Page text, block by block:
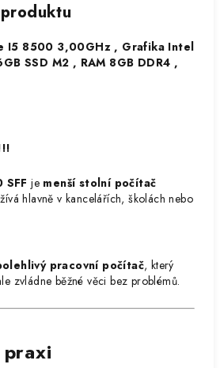
I5 8500 3,00GHz , Grafika Intel
SSD M2 , RAM 8GB DDR4 ,
je menší stolní počítač
hlavně v kancelářích, školách nebo
pracovní počítač, který
zvládne běžné věci bez problémů.